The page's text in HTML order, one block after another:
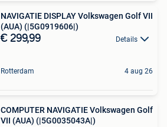
NAVIGATIE DISPLAY Volkswagen Golf VII
(AUA) (|5G0919606|)
€ 299,99 Details
Rotterdam 4 aug 26
COMPUTER NAVIGATIE Volkswagen Golf
VII (AUA) (|5G0035043A|)